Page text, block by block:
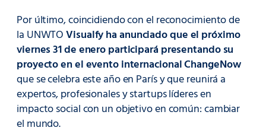
Por último, coincidiendo con el reconocimiento de
la UNWTOVisualfy ha anunciado que el próximo
viernes 31 de enero participará presentando su
proyecto en el evento internacional ChangeNow
que se celebra este año en París y que reunirá a
expertos, profesionales y startups líderes en
impacto social con un objetivo en común: cambiar
el mundo.